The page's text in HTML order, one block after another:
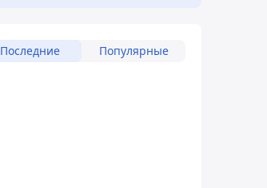
Последние Популярные